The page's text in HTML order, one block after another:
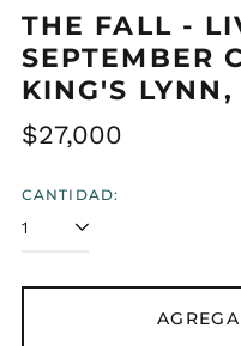
THE FALL -
SEPTEMBER
KING'S LYNN,
Precio
$27,000
CANTIDAD: